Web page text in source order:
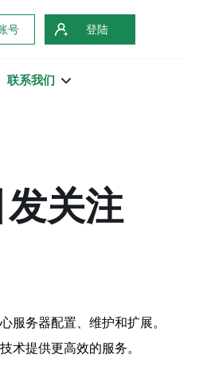
号 登陆
联系我们
关注
服务器配置、维护和扩展。
术提供更高效的服务。